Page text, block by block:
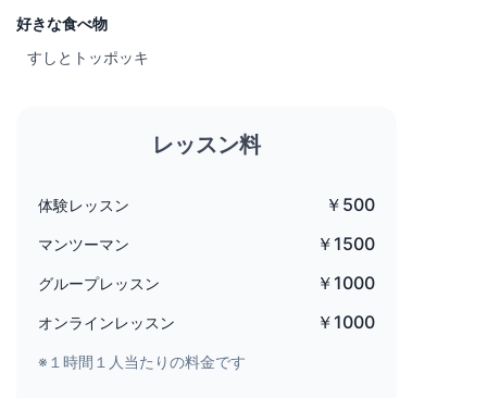
好きな食べ物
すしとトッポッキ
レッスン料
体験レッスン ￥500
マンツーマン ￥1500
グループレッスン ￥1000
オンラインレッスン ￥1000
※１時間１人当たりの料金です